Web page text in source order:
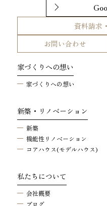
資料請求
お問い合わせ
家づくりへの想い
家づくりへの想い
新築・リノベーション
新築
機能性リノベーション
コアハウス(モデルハウス)
私たちについて
会社概要
ブログ